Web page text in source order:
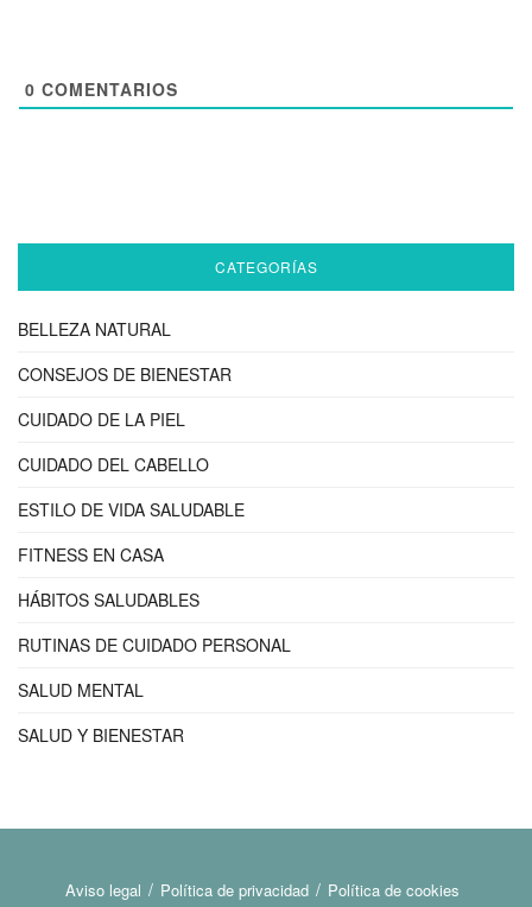
0 COMENTARIOS
CATEGORÍAS
BELLEZA NATURAL
CONSEJOS DE BIENESTAR
CUIDADO DE LA PIEL
CUIDADO DEL CABELLO
ESTILO DE VIDA SALUDABLE
FITNESS EN CASA
HÁBITOS SALUDABLES
RUTINAS DE CUIDADO PERSONAL
SALUD MENTAL
SALUD Y BIENESTAR
Aviso legal Política de privacidad Política de cookies